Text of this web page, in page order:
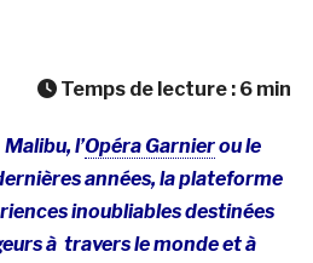
Temps de lecture : 6 min
l’Opéra Garnierou le
années, la plateforme
inoubliables destinées
à travers le monde et à